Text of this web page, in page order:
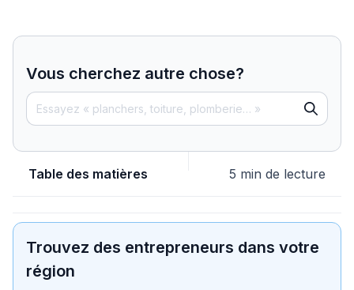
Vous cherchez autre chose?
Table des matières 5 min de lecture
Trouvez des entrepreneurs dans votre
région